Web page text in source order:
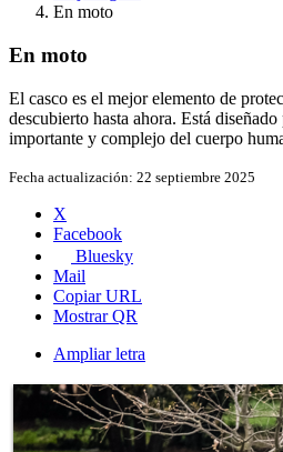
En moto
En moto
El casco es el mejor elemento de
descubierto hasta ahora. Está
importante y complejo del cuerpo
Fecha actualización: 22 septiembre 2025
X
Facebook
Bluesky
Mail
Copiar URL
Mostrar QR
Ampliar letra